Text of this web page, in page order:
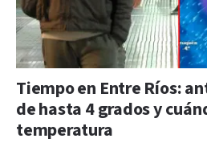
Tiempo en Entre Ríos:
de hasta 4 grados y
temperatura